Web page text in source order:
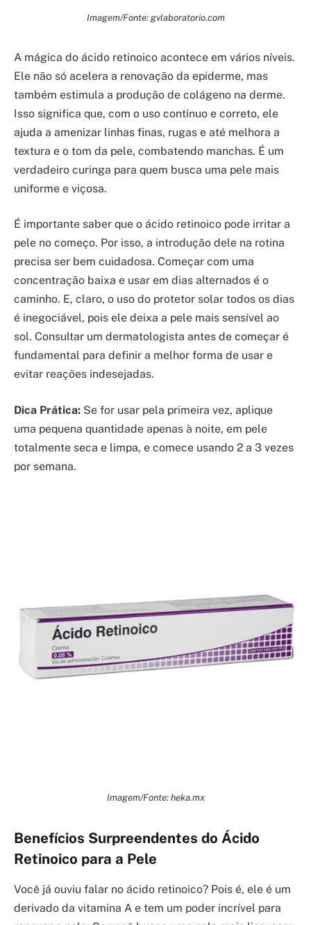
Imagem/Fonte: gvlaboratorio.com
A mágica do ácido retinoico acontece em vários níveis.
Ele não só acelera a renovação da epiderme, mas
também estimula a produção de colágeno na derme.
Isso significa que, com o uso contínuo e correto, ele
ajuda a amenizar linhas finas, rugas e até melhora a
textura e o tom da pele, combatendo manchas. É um
verdadeiro curinga para quem busca uma pele mais
uniforme e viçosa.
É importante saber que o ácido retinoico pode irritar a
pele no começo. Por isso, a introdução dele na rotina
precisa ser bem cuidadosa. Começar com uma
concentração baixa e usar em dias alternados é o
caminho. E, claro, o uso do protetor solar todos os dias
é inegociável, pois ele deixa a pele mais sensível ao
sol. Consultar um dermatologista antes de começar é
fundamental para definir a melhor forma de usar e
evitar reações indesejadas.
Dica Prática: Se for usar pela primeira vez, aplique
uma pequena quantidade apenas à noite, em pele
totalmente seca e limpa, e comece usando 2 a 3 vezes
por semana.
Imagem/Fonte: heka.mx
Benefícios Surpreendentes do Ácido
Retinoico para a Pele
Você já ouviu falar no ácido retinoico? Pois é, ele é um
derivado da vitamina A e tem um poder incrível para